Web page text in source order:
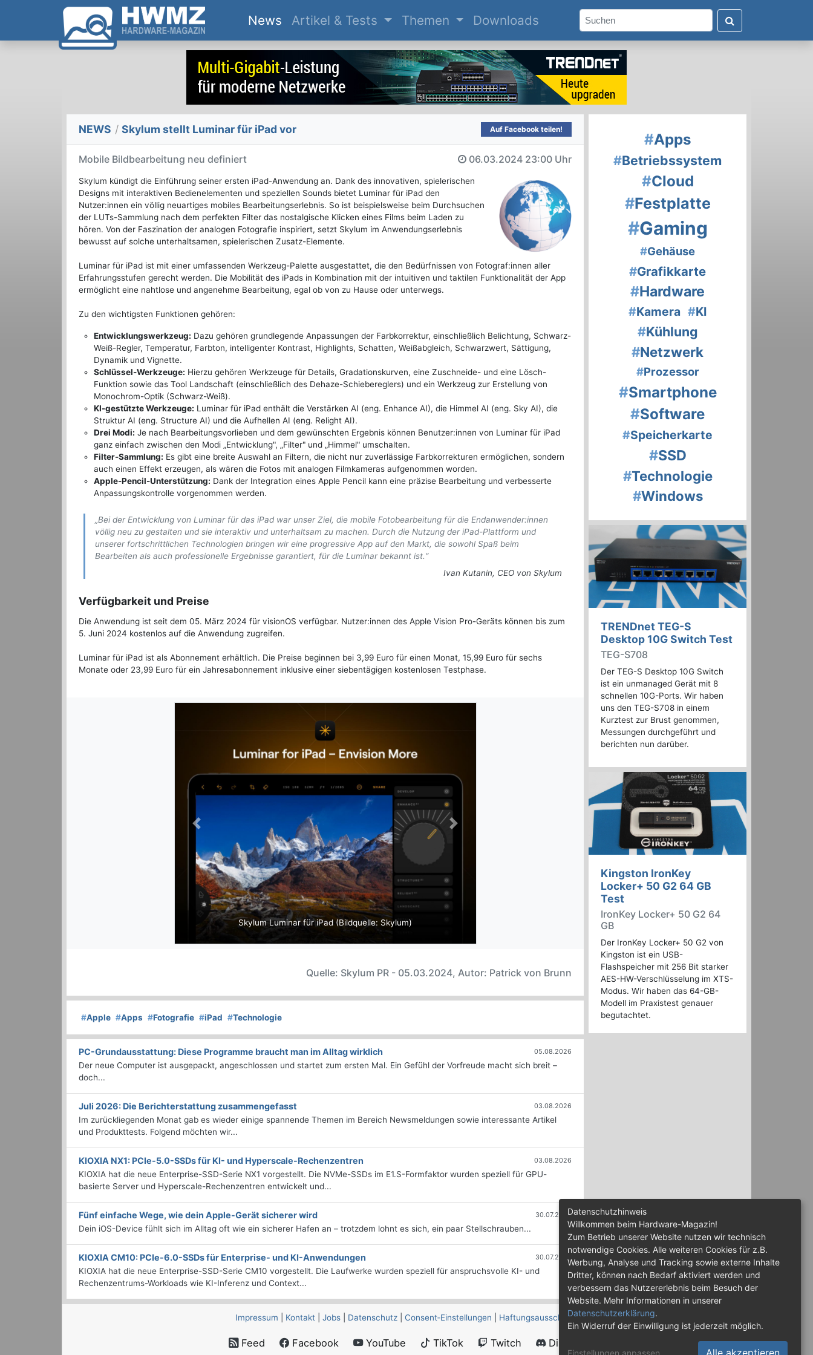
News(current)
Artikel & Tests Themen Downloads
NEWS / Skylum stellt Luminar für iPad vor Auf Facebook teilen!
Mobile Bildbearbeitung neu definiert 06.03.2024 23:00 Uhr
Skylum kündigt die Einführung seiner ersten iPad-Anwendung an. Dank des innovativen, spielerischen
Designs mit interaktiven Bedienelementen und speziellen Sounds bietet Luminar für iPad den
Nutzer:innen ein völlig neuartiges mobiles Bearbeitungserlebnis. So ist beispielsweise beim Durchsuchen
der LUTs-Sammlung nach dem perfekten Filter das nostalgische Klicken eines Films beim Laden zu
hören. Von der Faszination der analogen Fotografie inspiriert, setzt Skylum im Anwendungserlebnis
bewusst auf solche unterhaltsamen, spielerischen Zusatz-Elemente.
Luminar für iPad ist mit einer umfassenden Werkzeug-Palette ausgestattet, die den Bedürfnissen von Fotograf:innen aller
Erfahrungsstufen gerecht werden. Die Mobilität des iPads in Kombination mit der intuitiven und taktilen Funktionalität der App
ermöglicht eine nahtlose und angenehme Bearbeitung, egal ob von zu Hause oder unterwegs.
Zu den wichtigsten Funktionen gehören:
Entwicklungswerkzeug: Dazu gehören grundlegende Anpassungen der Farbkorrektur, einschließlich Belichtung, Schwarz-
Weiß-Regler, Temperatur, Farbton, intelligenter Kontrast, Highlights, Schatten, Weißabgleich, Schwarzwert, Sättigung,
Dynamik und Vignette.
Schlüssel-Werkzeuge: Hierzu gehören Werkzeuge für Details, Gradationskurven, eine Zuschneide- und eine Lösch-
Funktion sowie das Tool Landschaft (einschließlich des Dehaze-Schiebereglers) und ein Werkzeug zur Erstellung von
Monochrom-Optik (Schwarz-Weiß).
KI-gestützte Werkzeuge: Luminar für iPad enthält die Verstärken AI (eng. Enhance AI), die Himmel AI (eng. Sky AI), die
Struktur AI (eng. Structure AI) und die Aufhellen AI (eng. Relight AI).
Drei Modi: Je nach Bearbeitungsvorlieben und dem gewünschten Ergebnis können Benutzer:innen von Luminar für iPad
ganz einfach zwischen den Modi „Entwicklung", „Filter" und „Himmel" umschalten.
Filter-Sammlung: Es gibt eine breite Auswahl an Filtern, die nicht nur zuverlässige Farbkorrekturen ermöglichen, sondern
auch einen Effekt erzeugen, als wären die Fotos mit analogen Filmkameras aufgenommen worden.
Apple-Pencil-Unterstützung: Dank der Integration eines Apple Pencil kann eine präzise Bearbeitung und verbesserte
Anpassungskontrolle vorgenommen werden.
„Bei der Entwicklung von Luminar für das iPad war unser Ziel, die mobile Fotobearbeitung für die Endanwender:innen
völlig neu zu gestalten und sie interaktiv und unterhaltsam zu machen. Durch die Nutzung der iPad-Plattform und
unserer fortschrittlichen Technologien bringen wir eine progressive App auf den Markt, die sowohl Spaß beim
Bearbeiten als auch professionelle Ergebnisse garantiert, für die Luminar bekannt ist.“
Ivan Kutanin, CEO von Skylum
Verfügbarkeit und Preise
Die Anwendung ist seit dem 05. März 2024 für visionOS verfügbar. Nutzer:innen des Apple Vision Pro-Geräts können bis zum
5. Juni 2024 kostenlos auf die Anwendung zugreifen.
Luminar für iPad ist als Abonnement erhältlich. Die Preise beginnen bei 3,99 Euro für einen Monat, 15,99 Euro für sechs
Monate oder 23,99 Euro für ein Jahresabonnement inklusive einer siebentägigen kostenlosen Testphase.
Skylum Luminar für iPad (Bildquelle: Skylum)
Previous Next
Quelle: Skylum PR - 05.03.2024, Autor: Patrick von Brunn
#Apple #Apps #Fotografie #iPad #Technologie
PC-Grundausstattung: Diese Programme braucht man im Alltag wirklich 05.08.2026
Der neue Computer ist ausgepackt, angeschlossen und startet zum ersten Mal. Ein Gefühl der Vorfreude macht sich breit –
doch...
Juli 2026: Die Bericht­erstattung zusammengefasst 03.08.2026
Im zurückliegenden Monat gab es wieder einige spannende Themen im Bereich Newsmeldungen sowie interessante Artikel
und Produkttests. Folgend möchten wir...
KIOXIA NX1: PCIe-5.0-SSDs für KI- und Hyperscale-Rechenzentren 03.08.2026
KIOXIA hat die neue Enterprise-SSD-Serie NX1 vorgestellt. Die NVMe-SSDs im E1.S-Formfaktor wurden speziell für GPU-
basierte Server und Hyperscale-Rechenzentren entwickelt und...
Fünf einfache Wege, wie dein Apple-Gerät sicherer wird 30.07.2026
Dein iOS-Device fühlt sich im Alltag oft wie ein sicherer Hafen an – trotzdem lohnt es sich, ein paar Stellschrauben...
KIOXIA CM10: PCIe-6.0-SSDs für Enterprise- und KI-Anwendungen 30.07.2026
KIOXIA hat die neue Enterprise-SSD-Serie CM10 vorgestellt. Die Laufwerke wurden speziell für anspruchsvolle KI- und
Rechenzentrums-Workloads wie KI-Inferenz und Context...
#Apps
#Betriebssystem
#Cloud
#Festplatte
#Gaming
#Gehäuse
#Grafikkarte
#Hardware
#Kamera #KI
#Kühlung
#Netzwerk
#Prozessor
#Smartphone
#Software
#Speicherkarte
#SSD
#Technologie
#Windows
TRENDnet TEG-S
Desktop 10G Switch Test
TEG-S708
Der TEG-S Desktop 10G Switch
ist ein unmanaged Gerät mit 8
schnellen 10G-Ports. Wir haben
uns den TEG-S708 in einem
Kurztest zur Brust genommen,
Messungen durchgeführt und
berichten nun darüber.
Kingston IronKey
Locker+ 50 G2 64 GB
Test
IronKey Locker+ 50 G2 64
GB
Der IronKey Locker+ 50 G2 von
Kingston ist ein USB-
Flashspeicher mit 256 Bit starker
AES-HW-Verschlüsselung im XTS-
Modus. Wir haben das 64-GB-
Modell im Praxistest genauer
begutachtet.
Impressum Kontakt Jobs Datenschutz Consent‑Einstellungen Haftungsausschluss
Feed Facebook YouTube TikTok Twitch Discord
Datenschutzhinweis
Willkommen beim Hardware-Magazin!
Zum Betrieb unserer Website nutzen wir technisch
notwendige Cookies. Alle weiteren Cookies für z.B.
Werbung, Analyse und Tracking sowie externe Inhalte
Dritter, können nach Bedarf aktiviert werden und
verbessern das Nutzererlebnis beim Besuch der
Website. Mehr Informationen in unserer
Datenschutzerklärung.
Ein Widerruf der Einwilligung ist jederzeit möglich.
Einstellungen anpassen Alle akzeptieren